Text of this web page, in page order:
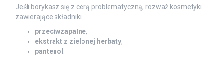
Jeśli borykasz się z cerą problematyczną, rozważ kosmetyki
zawierające składniki:
przeciwzapalne,
ekstrakt z zielonej herbaty,
pantenol